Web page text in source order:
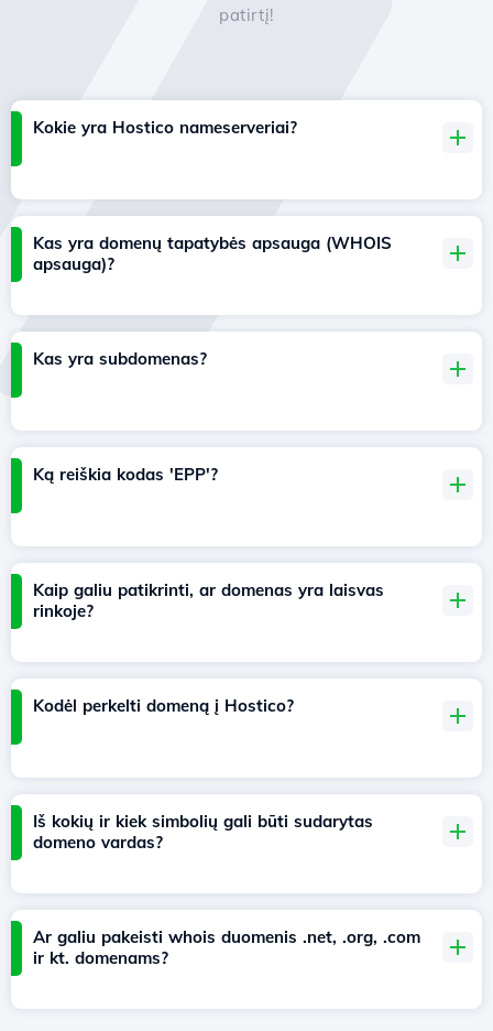
patirtį!
Kokie yra Hostico nameserveriai?
Kas yra domenų tapatybės apsauga (WHOIS
apsauga)?
Kas yra subdomenas?
Ką reiškia kodas 'EPP'?
Kaip galiu patikrinti, ar domenas yra laisvas
rinkoje?
Kodėl perkelti domeną į Hostico?
Iš kokių ir kiek simbolių gali būti sudarytas
domeno vardas?
Ar galiu pakeisti whois duomenis .net, .org, .com
ir kt. domenams?